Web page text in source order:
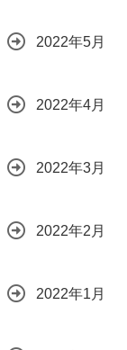
2022年5月
2022年4月
2022年3月
2022年2月
2022年1月